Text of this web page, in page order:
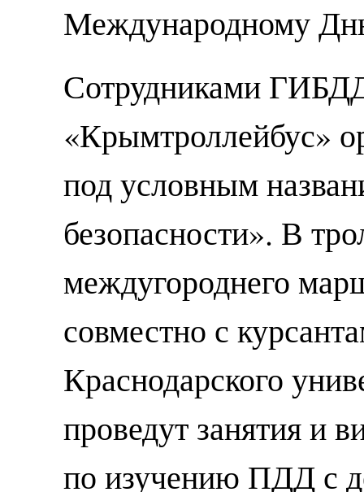
Международному
Сотрудниками
«Крымтроллейбус»
под условным
безопасности». В
междугороднего
совместно с
Краснодарского
проведут занятия и
по изучению ПДД с